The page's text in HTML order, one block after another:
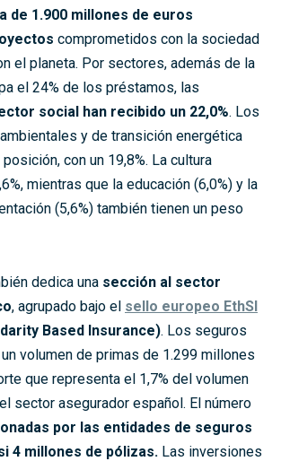
de 1.900 millones de euros
comprometidos con la sociedad
el planeta. Por sectores, además de la
el 24% de los préstamos, las
social han recibido un 22,0%. Los
y de transición energética
con un 19,8%. La cultura
mientras que la educación (6,0%) y la
(5,6%) también tienen un peso
dedica una sección al sector
, agrupado bajo el sello europeo EthSI
Based Insurance). Los seguros
volumen de primas de 1.299 millones
que representa el 1,7% del volumen
sector asegurador español. El número
por las entidades de seguros
4 millones de pólizas. Las inversiones